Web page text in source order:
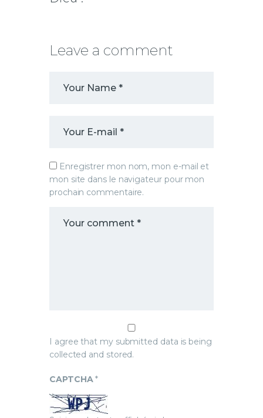
Leave a comment
Enregistrer mon nom, mon e-mail et
mon site dans le navigateur pour mon
prochain commentaire.
I agree that my submitted data is being
collected and stored.
CAPTCHA*